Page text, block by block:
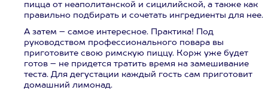
пицца от неаполитанской и сицилийской, а также как
правильно подбирать и сочетать ингредиенты для нее.
А затем – самое интересное. Практика! Под
руководством профессионального повара вы
приготовите свою римскую пиццу. Корж уже будет
готов – не придется тратить время на замешивание
теста. Для дегустации каждый гость сам приготовит
домашний лимонад.